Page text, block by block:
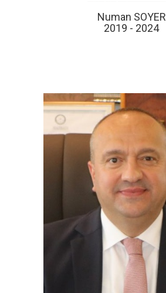
Numan SOYER
2019 - 2024